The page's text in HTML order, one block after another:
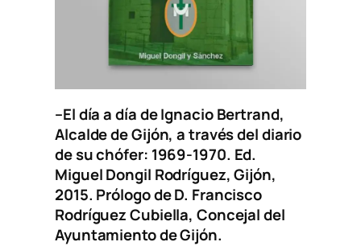
–El día a día de Ignacio Bertrand,
Alcalde de Gijón, a través del diario
de su chófer: 1969-1970. Ed.
Miguel Dongil Rodríguez, Gijón,
2015. Prólogo de D. Francisco
Rodríguez Cubiella, Concejal del
Ayuntamiento de Gijón.